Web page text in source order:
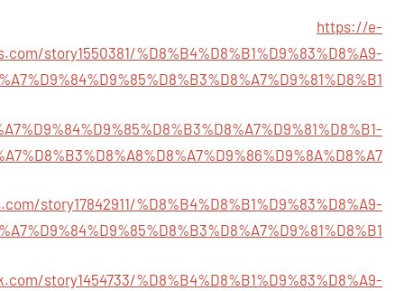
https://e-
story1550381/%D8%B4%D8%B1%D9%83%D8%A9-
story17842911/%D8%B4%D8%B1%D9%83%D8%A9-
story1454733/%D8%B4%D8%B1%D9%83%D8%A9-